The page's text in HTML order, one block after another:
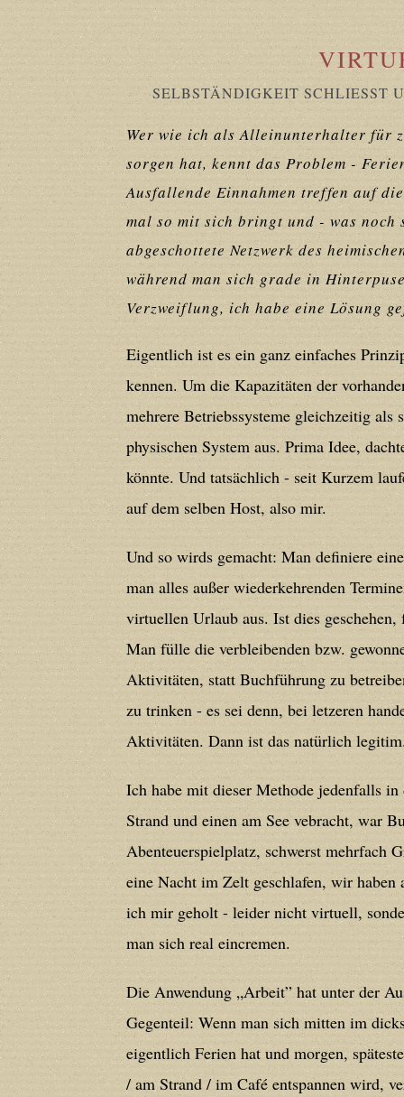
Deprecated: Creation of dynamic
deprecated in /home/users/confidit/
line179
Deprecated: Creation of dynamic
in/home/users/confidit/www/cms/
Deprecated: Creation of dynamic
deprecated in/home/users/confidit/
line210
Deprecated: Creation of dynamic
deprecated in/home/users/confidit/
line 212
Deprecated: Creation of dynamic
deprecated in/home/users/confidit/
line213
Deprecated : Creation of dynamic
/home/users/confidit/www/cms/
Deprecated: Creation of dynamic
in/home/users/confidit/www/cms/
Deprecated: Creation of dynamic
deprecated in/home/users/confidit/
line179
Deprecated: Creation of dynamic
in/home/users/confidit/www/cms/
Deprecated: Creation of dynamic
deprecated in/home/users/confidit/
line210
SELBSTÄNDIGKEIT SCHLIESST
Wer wie ich als Alleinunterhalter für
sorgen hat, kennt das Problem -
Ausfallende Einnahmen treffen auf
mal so mit sich bringt und - was
abgeschottete Netzwerk des
während man sich grade in
Verzweiflung, ich habe eine Lösung
Eigentlich ist es ein ganz einfaches
kennen. Um die Kapazitäten der
mehrere Betriebssysteme gleichzeitig als
physischen System aus. Prima Idee,
könnte. Und tatsächlich - seit Kurzem
auf dem selben Host, also mir.
Und so wirds gemacht: Man definiere
man alles außer wiederkehrenden
virtuellen Urlaub aus. Ist dies
Man fülle die verbleibenden bzw.
Aktivitäten, statt Buchführung zu
zu trinken - es sei denn, bei letzeren
Aktivitäten. Dann ist das natürlich
Ich habe mit dieser Methode jedenfalls
Strand und einen am See vebracht, war
Abenteuerspielplatz, schwerst mehrfach
eine Nacht im Zelt geschlafen, wir haben
ich mir geholt - leider nicht virtuell,
man sich real eincremen.
Die Anwendung „Arbeit” hat unter der
Gegenteil: Wenn man sich mitten im
eigentlich Ferien hat und morgen,
/ am Strand / im Café entspannen wird,